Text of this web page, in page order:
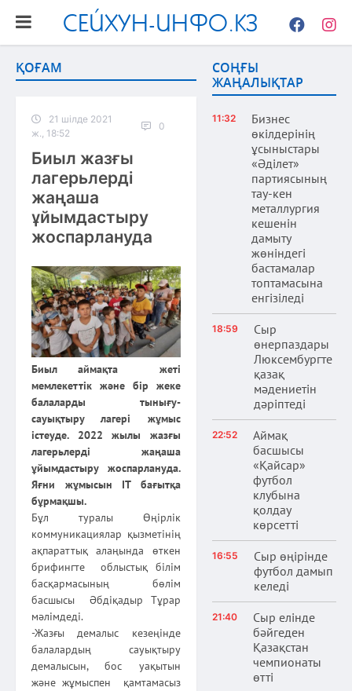
СЕЙХУН-ИНФО.КЗ
Facebook
ҚОҒАМ
21 шілде 2021
ж., 18:52
0
Биыл жазғы
лагерьлерді
жаңаша
ұйымдастыру
жоспарлануда
Биыл аймақта жеті
мемлекеттік және бір жеке
балаларды тынығу-
сауықтыру лагері жұмыс
істеуде. 2022 жылы жазғы
лагерьлерді жаңаша
ұйымдастыру жоспарлануда.
Яғни жұмысын ІТ бағытқа
бұрмақшы.
Бұл туралы Өңірлік
коммуникациялар қызметінің
ақпараттық алаңында өткен
брифингте облыстық білім
басқармасының бөлім
басшысы Әбдіқадыр Тұрар
мәлімдеді.
-Жазғы демалыс кезеңінде
балалардың сауықтыру
демалысын, бос уақытын
және жұмыспен қамтамасыз
СОҢҒЫ
ЖАҢАЛЫҚТАР
11:32
Бизнес
өкілдерінің
ұсыныстары
«Әділет»
партиясының
тау-кен
металлургия
кешенін
дамыту
жөніндегі
бастамалар
топтамасына
енгізіледі
18:59
Сыр
өнерпаздары
Люксембургте
қазақ
мәдениетін
дәріптеді
22:52
Аймақ
басшысы
«Қайсар»
футбол
клубына
қолдау
көрсетті
16:55
Сыр өңірінде
футбол дамып
келеді
21:40
Сыр елінде
бәйгеден
Қазақстан
чемпионаты
өтті